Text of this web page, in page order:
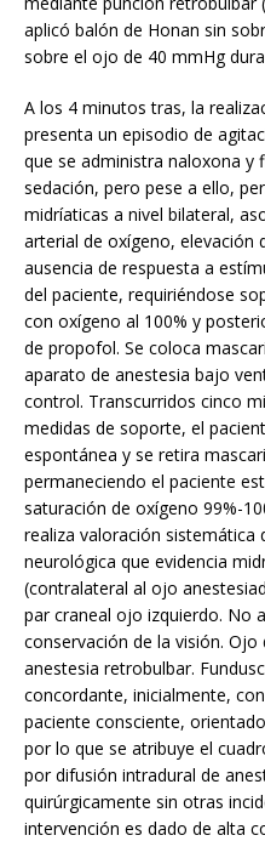
aplicó balón de Honan sin
sobre el ojo de 40 mmHg
A los 4 minutos tras, la
presenta un episodio de
que se administra naloxona y
sedación, pero pese a ello,
midríaticas a nivel bilateral,
arterial de oxígeno, elevación
ausencia de respuesta a
del paciente, requiriéndose
con oxígeno al 100% y
de propofol. Se coloca
aparato de anestesia bajo
control. Transcurridos cinco
medidas de soporte, el
espontánea y se retira
permaneciendo el paciente
saturación de oxígeno 99%-
realiza valoración sistemática
neurológica que evidencia
(contralateral al ojo
par craneal ojo izquierdo. No
conservación de la visión.
anestesia retrobulbar.
concordante, inicialmente,
paciente consciente,
por lo que se atribuye el
por difusión intradural de
quirúrgicamente sin otras
intervención es dado de alta